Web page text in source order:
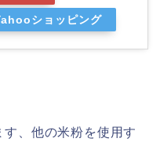
ショッピング
、他の米粉を使用す